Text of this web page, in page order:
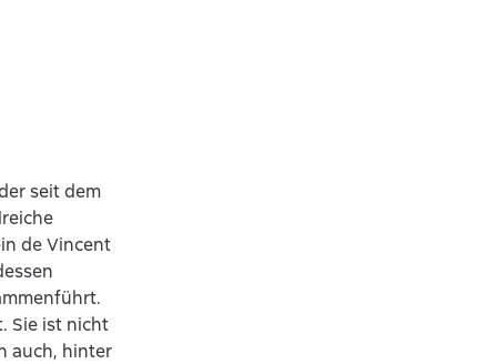
seit dem
de Vincent
Sie ist nicht
auch, hinter